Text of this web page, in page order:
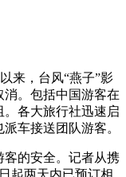
来，台风“燕子”影
。包括中国游客在
各大旅行社迅速启
车接送团队游客。
客的安全。记者从携
起两天内已预订相